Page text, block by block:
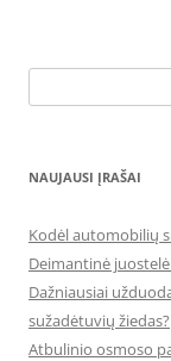
NAUJAUSI ĮRAŠAI
Kodėl automobilių
Deimantinė
Dažniausiai
sužadėtuvių žiedas?
Atbulinio osmoso